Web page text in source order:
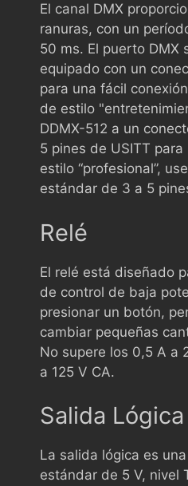
El canal DMX
ranuras, con un
50 ms. El puerto DMX
equipado con un
para una fácil
de estilo
DDMX-512 a un
5 pines de USITT
estilo “profesional”,
estándar de 3 a 5
Relé
El relé está diseñado
de control de baja
presionar un botón,
cambiar pequeñas
No supere los 0,5 A a
a 125 V CA.
Salida Lógica
La salida lógica es
estándar de 5 V, nivel